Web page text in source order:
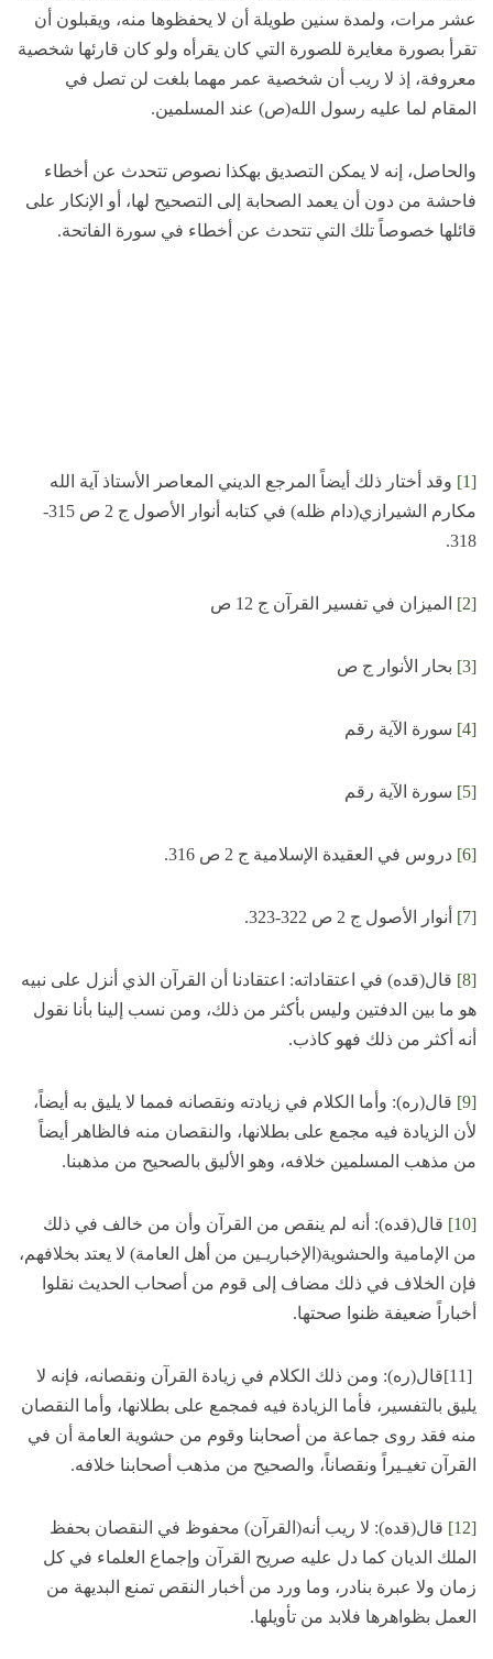
عشر مرات، ولمدة سنين طويلة أن لا يحفظوها منه، ويقبلون أن
تقرأ بصورة مغايرة للصورة التي كان يقرأه ولو كان قارئها شخصية
معروفة، إذ لا ريب أن شخصية عمر مهما بلغت لن تصل في
المقام لما عليه رسول الله(ص) عند المسلمين.
والحاصل، إنه لا يمكن التصديق بهكذا نصوص تتحدث عن أخطاء
فاحشة من دون أن يعمد الصحابة إلى التصحيح لها، أو الإنكار على
قائلها خصوصاً تلك التي تتحدث عن أخطاء في سورة الفاتحة.
[1]
وقد أختار ذلك أيضاً المرجع الديني المعاصر الأستاذ آية الله
مكارم الشيرازي(دام ظله) في كتابه أنوار الأصول ج 2 ص 315-
318.
[2] الميزان في تفسير القرآن ج 12 ص
[3] بحار الأنوار ج ص
[4] سورة الآية رقم
[5] سورة الآية رقم
[6] دروس في العقيدة الإسلامية ج 2 ص 316.
[7] أنوار الأصول ج 2 ص 322-323.
[8]
قال(قده) في اعتقاداته: اعتقادنا أن القرآن الذي أنزل على نبيه
هو ما بين الدفتين وليس بأكثر من ذلك، ومن نسب إلينا بأنا نقول
أنه أكثر من ذلك فهو كاذب.
[9]
قال(ره): وأما الكلام في زيادته ونقصانه فمما لا يليق به أيضاً،
لأن الزيادة فيه مجمع على بطلانها، والنقصان منه فالظاهر أيضاً
من مذهب المسلمين خلافه، وهو الأليق بالصحيح من مذهبنا.
[10]
قال(قده): أنه لم ينقص من القرآن وأن من خالف في ذلك
من الإمامية والحشوية(الإخباريـين من أهل العامة) لا يعتد بخلافهم،
فإن الخلاف في ذلك مضاف إلى قوم من أصحاب الحديث نقلوا
أخباراً ضعيفة ظنوا صحتها.
[11]قال(ره): ومن ذلك الكلام في زيادة القرآن ونقصانه، فإنه لا
يليق بالتفسير، فأما الزيادة فيه فمجمع على بطلانها، وأما النقصان
منه فقد روى جماعة من أصحابنا وقوم من حشوية العامة أن في
القرآن تغيـيراً ونقصاناً، والصحيح من مذهب أصحابنا خلافه.
[12]
قال(قده): لا ريب أنه(القرآن) محفوظ في النقصان بحفظ
الملك الديان كما دل عليه صريح القرآن وإجماع العلماء في كل
زمان ولا عبرة بنادر، وما ورد من أخبار النقص تمنع البديهة من
العمل بظواهرها فلابد من تأويلها.